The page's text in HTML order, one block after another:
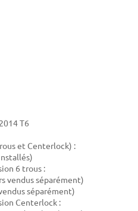
T6
et Centerlock) :
6 trous :
vendus séparément)
séparément)
Centerlock :